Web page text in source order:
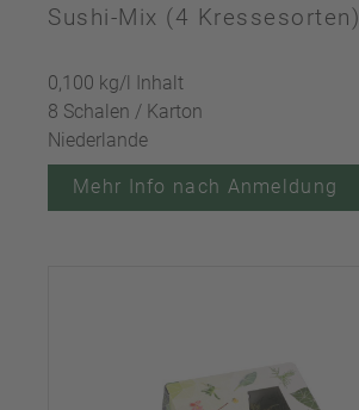
Sushi-Mix (4 Kressesorten)
0,100 kg/l Inhalt
8 Schalen / Karton
Niederlande
Mehr Info nach Anmeldung